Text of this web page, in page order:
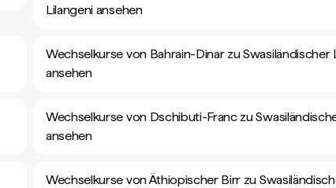
Lilangeni ansehen
Wechselkurse von Bahrain-Dinar zu Swasiländischer
ansehen
Wechselkurse von Dschibuti-Franc zu
ansehen
Wechselkurse von Äthiopischer Birr zu